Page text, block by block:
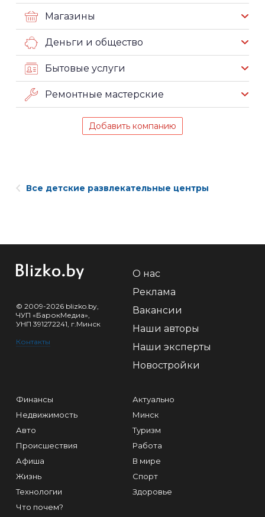
Магазины
Деньги и общество
Бытовые услуги
Ремонтные мастерские
Добавить компанию
Все детские развлекательные центры
© 2009-2026 blizko.by,
ЧУП «БарокМедиа»,
УНП 391272241, г.Минск
Контакты
О нас
Реклама
Вакансии
Наши авторы
Наши эксперты
Новостройки
Финансы
Недвижимость
Авто
Происшествия
Афиша
Жизнь
Технологии
Что почем?
Актуально
Минск
Туризм
Работа
В мире
Спорт
Здоровье